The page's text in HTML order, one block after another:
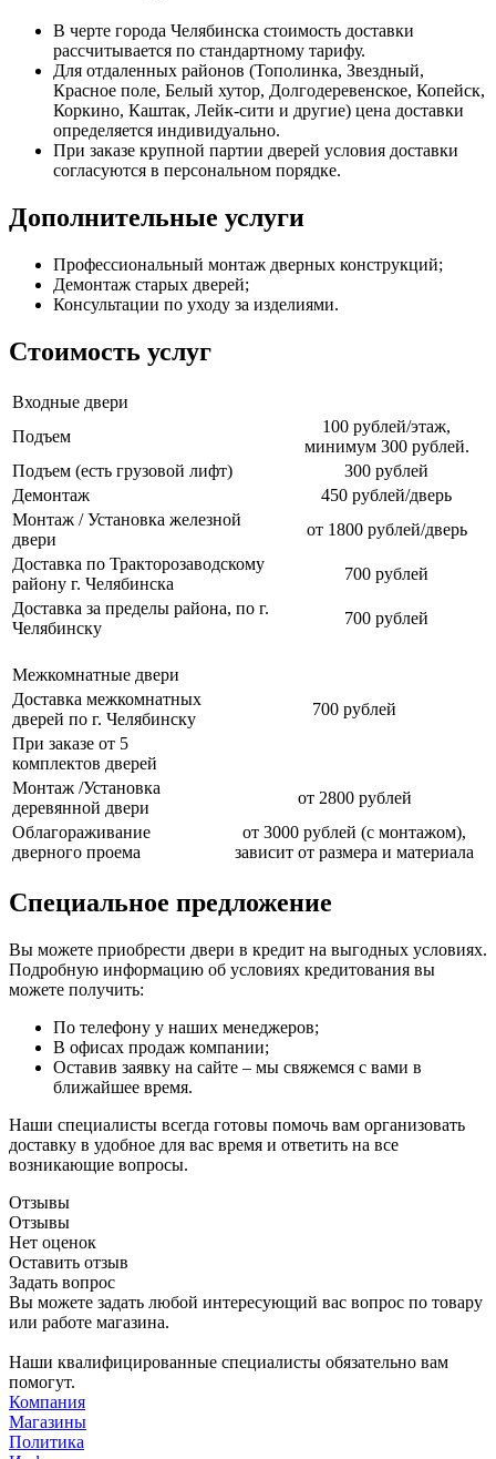
В черте города Челябинска стоимость доставки
рассчитывается по стандартному тарифу.
Для отдаленных районов (Тополинка, Звездный,
Красное поле, Белый хутор, Долгодеревенское, Копейск,
Коркино, Каштак, Лейк-сити и другие) цена доставки
определяется индивидуально.
При заказе крупной партии дверей условия доставки
согласуются в персональном порядке.
Дополнительные услуги
Профессиональный монтаж дверных конструкций;
Демонтаж старых дверей;
Консультации по уходу за изделиями.
Стоимость услуг
Входные двери
Подъем
100 рублей/этаж,
минимум 300 рублей.
Подъем (есть грузовой лифт)
300 рублей
Демонтаж
450 рублей/дверь
Монтаж / Установка железной
двери
от 1800 рублей/дверь
Доставка по Тракторозаводскому
району г. Челябинска
700 рублей
Доставка за пределы района, по г.
Челябинску
700 рублей
Межкомнатные двери
Доставка межкомнатных
дверей по г. Челябинску
700 рублей
При заказе от 5
комплектов дверей
Монтаж /Установка
деревянной двери
от 2800 рублей
Облагораживание
дверного проема
от 3000 рублей (с монтажом),
зависит от размера и материала
Специальное предложение
Вы можете приобрести двери в кредит на выгодных условиях.
Подробную информацию об условиях кредитования вы
можете получить:
По телефону у наших менеджеров;
В офисах продаж компании;
Оставив заявку на сайте – мы свяжемся с вами в
ближайшее время.
Наши специалисты всегда готовы помочь вам организовать
доставку в удобное для вас время и ответить на все
возникающие вопросы.
Отзывы
Отзывы
Нет оценок
Оставить отзыв
Задать вопрос
Вы можете задать любой интересующий вас вопрос по товару
или работе магазина.
Наши квалифицированные специалисты обязательно вам
помогут.
Компания
Магазины
Политика